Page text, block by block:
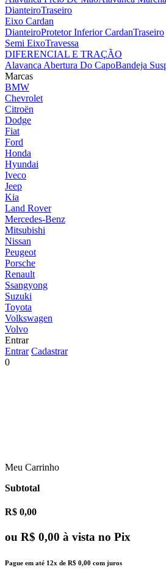
DianteiroTraseiro
Eixo Cardan
DianteiroProtetor Inferior CardanTraseiro
Semi EixoTravessa
DIFERENCIAL E TRAÇÃO
Alavanca Abertura Do CapoBandeja
Marcas
BMW
Chevrolet
Citroën
Dodge
Fiat
Ford
Honda
Hyundai
Iveco
Jeep
Kia
Land Rover
Mercedes-Benz
Mitsubishi
Nissan
Peugeot
Porsche
Renault
Ssangyong
Suzuki
Toyota
Volkswagen
Volvo
Entrar
Entrar Cadastrar
0
Meu Carrinho
Subtotal
R$ 0,00
ou R$ 0,00 à vista no Pix
Pague em até 12x de R$ 0,00 com juros